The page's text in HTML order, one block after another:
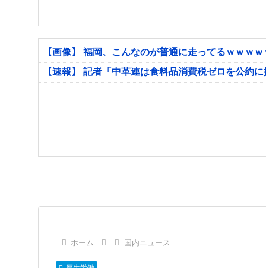
【画像】 福岡、こんなのが普通に走ってるｗｗｗ
【速報】 記者「中革連は食料品消費税ゼロを公約
ホーム 国内ニュース